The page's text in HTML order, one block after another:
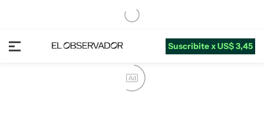
Suscribite x US$ 3,45
Ad